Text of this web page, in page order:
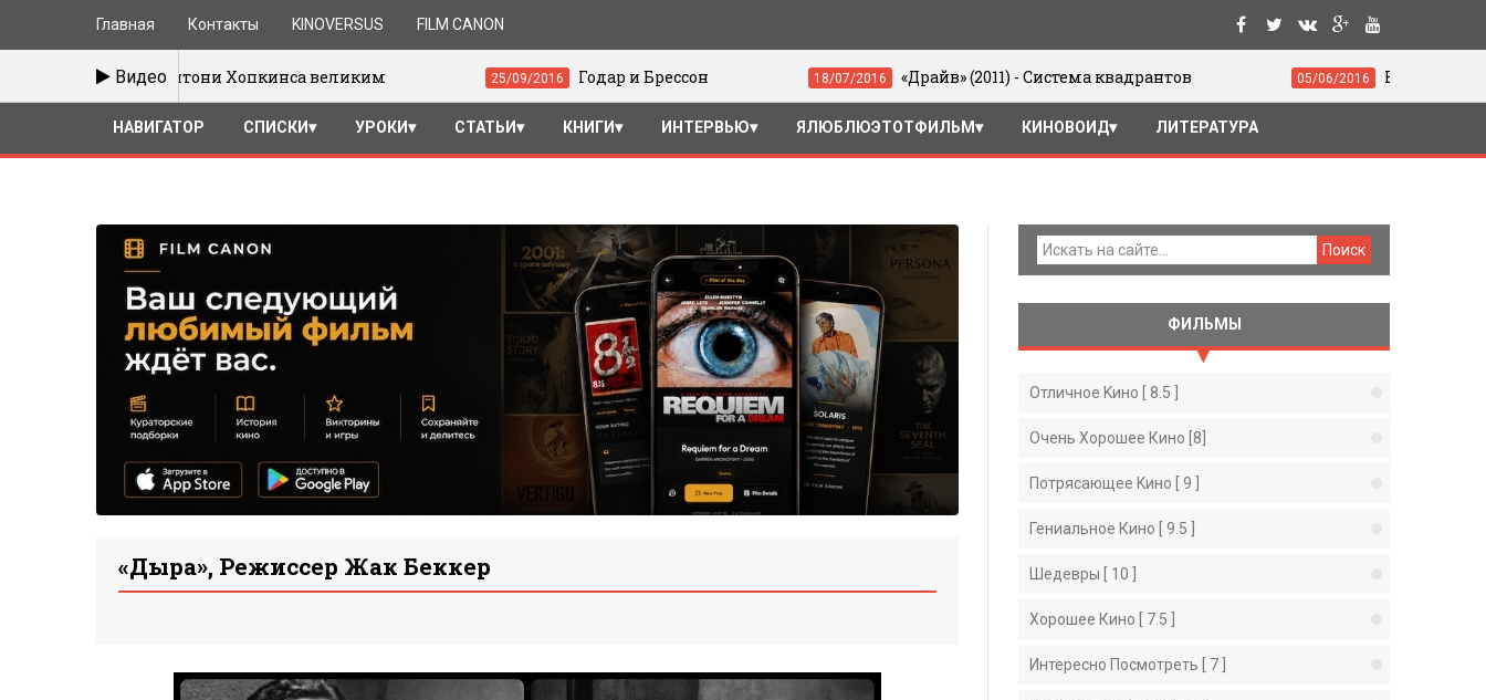
Главная Контакты KINOVERSUS FILM CANON
Видео
Энтони Хопкинса великим 25/09/2016 Годар и Брессон 18/07/2016 «Драйв» (2011) - Система квадрантов 05/06/2016 Юрий Цивьян. Движение и
НАВИГАТОР СПИСКИ УРОКИ СТАТЬИ КНИГИ ИНТЕРВЬЮ ЯЛЮБЛЮЭТОТФИЛЬМ КИНОВОИД ЛИТЕРАТУРА
«Дыра», Режиссер Жак Беккер
ФИЛЬМЫ
Отличное Kино [ 8.5 ]
Очень Хорошее Кино [8]
Потрясающее Kино [ 9 ]
Гениальное Кино [ 9.5 ]
Шедевры [ 10 ]
Хорошее Кино [ 7.5 ]
Интересно Посмотреть [ 7 ]